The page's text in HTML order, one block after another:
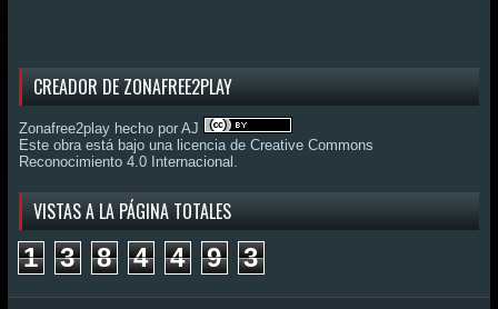
CREADOR DE ZONAFREE2PLAY
Zonafree2play hecho por AJ
Este obra está bajo una licencia de Creative Commons
Reconocimiento 4.0 Internacional .
VISTAS A LA PÁGINA TOTALES
1 3 8 4 4 9 3